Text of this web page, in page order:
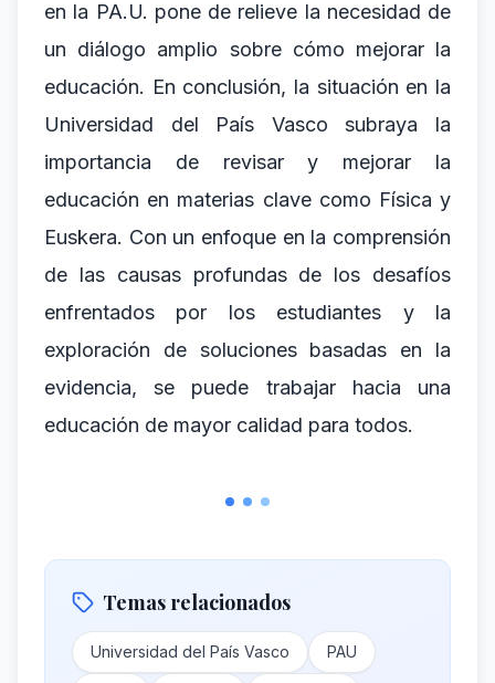
en la PA.U. pone de relieve la necesidad de
un diálogo amplio sobre cómo mejorar la
educación. En conclusión, la situación en la
Universidad del País Vasco subraya la
importancia de revisar y mejorar la
educación en materias clave como Física y
Euskera. Con un enfoque en la comprensión
de las causas profundas de los desafíos
enfrentados por los estudiantes y la
exploración de soluciones basadas en la
evidencia, se puede trabajar hacia una
educación de mayor calidad para todos.
Temas relacionados
Universidad del País Vasco PAU